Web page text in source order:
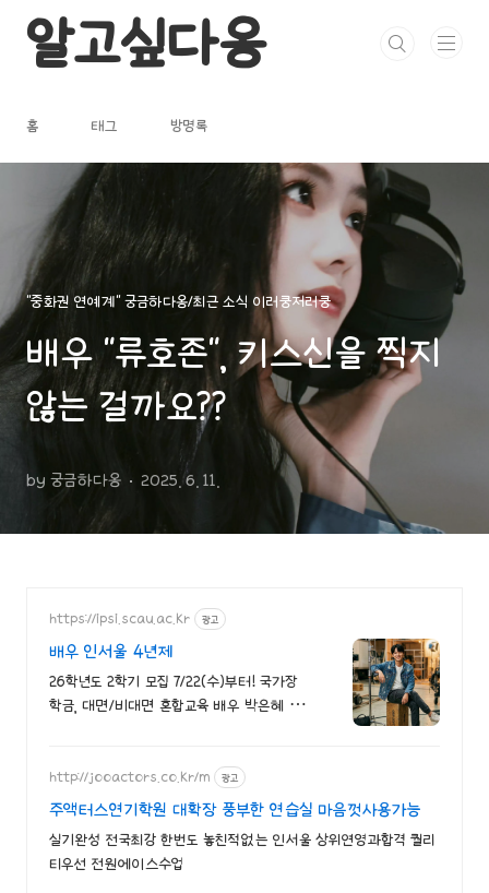
알고싶다옹
홈 태그 방명록
"중화권 연예계" 궁금하다옹/최근 소식 이러쿵저러쿵
배우 "류호존", 키스신을 찍지
않는 걸까요??
by 궁금하다옹 2025. 6. 11.
https://ipsi.scau.ac.kr 광고
배우 인서울 4년제
26학년도 2학기 모집 7/22(수)부터! 국가장
학금, 대면/비대면 혼합교육 배우 박은혜 원
http://jooactors.co.kr/m 광고
주액터스연기학원 대확장 풍부한 연습실 마음껏사용가능
실기완성 전국최강 한번도 놓친적없는 인서울 상위연영과합격 퀄리
티우선 전원에이스수업